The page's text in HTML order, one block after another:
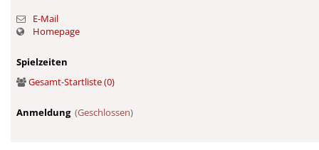
E-Mail
Homepage
Spielzeiten
Gesamt-Startliste (0)
Anmeldung(Geschlossen)